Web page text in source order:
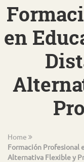
en
Home
Formación Profesional
Alternativa Flexible y